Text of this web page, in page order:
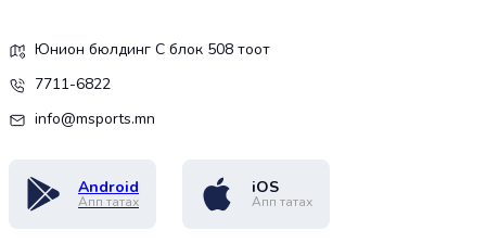
Юнион бюлдинг С блок 508 тоот
7711-6822
info@msports.mn
Android
Апп татах
iOS
Апп татах